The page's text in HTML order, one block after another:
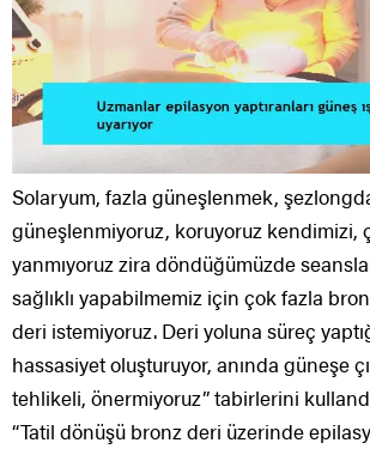
Solaryum, fazla güneşlenmek,
güneşlenmiyoruz, koruyoruz kendimizi,
yanmıyoruz zira döndüğümüzde
sağlıklı yapabilmemiz için çok fazla
deri istemiyoruz. Deri yoluna süreç
hassasiyet oluşturuyor, anında güneşe
tehlikeli, önermiyoruz” tabirlerini
“Tatil dönüşü bronz deri üzerinde